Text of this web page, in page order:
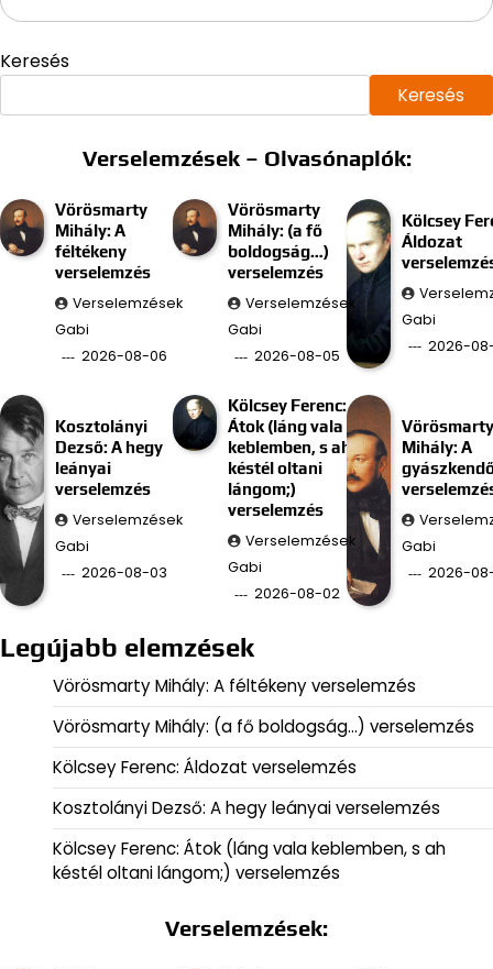
Keresés
Keresés
Verselemzések – Olvasónaplók:
Vörösmarty
Mihály: A
féltékeny
verselemzés
Verselemzések
Gabi
2026-08-06
Vörösmarty
Mihály: (a fő
boldogság…)
verselemzés
Verselemzések
Gabi
2026-08-05
Kölcsey
Áldozat
Gabi
2026-
Kosztolányi
Dezső: A hegy
leányai
verselemzés
Verselemzések
Gabi
2026-08-03
Kölcsey Ferenc:
Átok (láng vala
keblemben, s ah
késtél oltani
lángom;)
verselemzés
Verselemzések
Gabi
2026-08-02
Vörösmarty
Mihály: A
Gabi
2026-
Legújabb elemzések
Vörösmarty Mihály: A féltékeny verselemzés
Vörösmarty Mihály: (a fő boldogság…) verselemzés
Kölcsey Ferenc: Áldozat verselemzés
Kosztolányi Dezső: A hegy leányai verselemzés
Kölcsey Ferenc: Átok (láng vala keblemben, s ah
késtél oltani lángom;) verselemzés
Verselemzések: